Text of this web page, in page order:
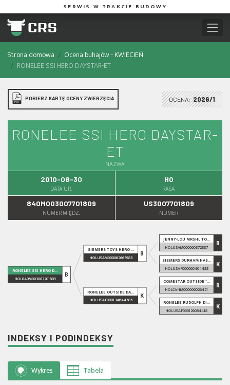
SERWIS W TRAKCIE BUDOWY
Strona domowa
Ocena buhajów - KWIECIEŃ
RONELEE SSI HERO DAYSTAR-ET
POBIERZ KARTĘ OCENY ZWIERZĘCIA OCENA: 2026/1
RONELEE SSI HERO DAYSTAR-
ET
NAZWA
2010-08-30
DATA UR.
HO
RASA
840M003007701809
NUMER MIĘDZ.
US3007701809
NUMER
RONELEE SSI HERO D...
HOL840M003007701809
B
SIEMERS TOYS HERO ...
HOLUSAM000062663985 B
RONELEE OUTSIDE DA...
HOLUSAF000134644585
K
JENNY-LOU MRSHL TO...
HOLUSAM000060372887
B
SIEMERS DURHAM HAS...
HOLUSAF000060404488
K
COMESTAR OUTSIDE *...
HOLCANM000006026421
B
RONELEE RUDOLPH DI...
HOLUSAF000126084418 K
INDEKSY I PODINDEKSY
Wykres Tabela